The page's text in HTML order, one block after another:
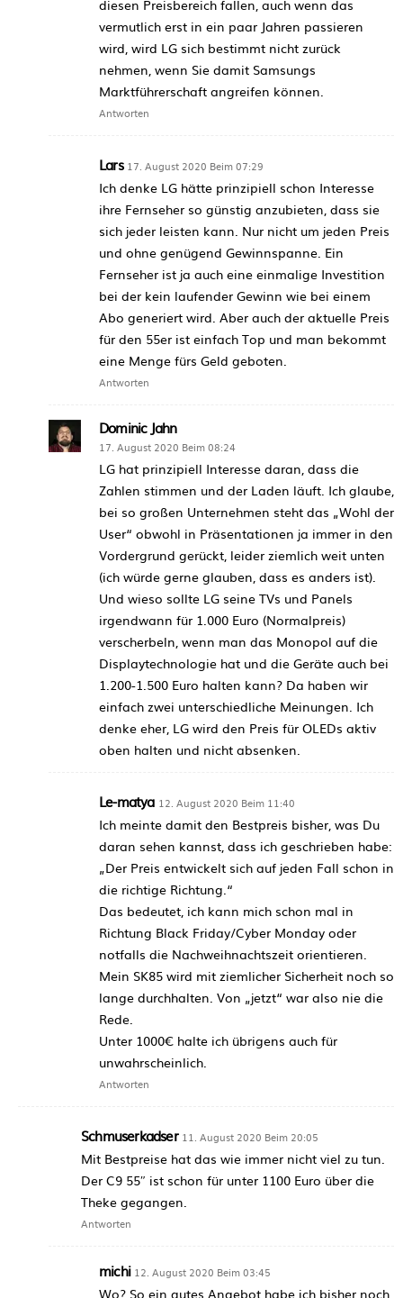
diesen Preisbereich fallen, auch wenn das
vermutlich erst in ein paar Jahren passieren
wird, wird LG sich bestimmt nicht zurück
nehmen, wenn Sie damit Samsungs
Marktführerschaft angreifen können.
Antworten
Lars 17. August 2020 Beim 07:29
Ich denke LG hätte prinzipiell schon Interesse
ihre Fernseher so günstig anzubieten, dass sie
sich jeder leisten kann. Nur nicht um jeden Preis
und ohne genügend Gewinnspanne. Ein
Fernseher ist ja auch eine einmalige Investition
bei der kein laufender Gewinn wie bei einem
Abo generiert wird. Aber auch der aktuelle Preis
für den 55er ist einfach Top und man bekommt
eine Menge fürs Geld geboten.
Antworten
Dominic Jahn
17. August 2020 Beim 08:24
LG hat prinzipiell Interesse daran, dass die
Zahlen stimmen und der Laden läuft. Ich glaube,
bei so großen Unternehmen steht das „Wohl der
User“ obwohl in Präsentationen ja immer in den
Vordergrund gerückt, leider ziemlich weit unten
(ich würde gerne glauben, dass es anders ist).
Und wieso sollte LG seine TVs und Panels
irgendwann für 1.000 Euro (Normalpreis)
verscherbeln, wenn man das Monopol auf die
Displaytechnologie hat und die Geräte auch bei
1.200-1.500 Euro halten kann? Da haben wir
einfach zwei unterschiedliche Meinungen. Ich
denke eher, LG wird den Preis für OLEDs aktiv
oben halten und nicht absenken.
Le-matya 12. August 2020 Beim 11:40
Ich meinte damit den Bestpreis bisher, was Du
daran sehen kannst, dass ich geschrieben habe:
„Der Preis entwickelt sich auf jeden Fall schon in
die richtige Richtung.“
Das bedeutet, ich kann mich schon mal in
Richtung Black Friday/Cyber Monday oder
notfalls die Nachweihnachtszeit orientieren.
Mein SK85 wird mit ziemlicher Sicherheit noch so
lange durchhalten. Von „jetzt“ war also nie die
Rede.
Unter 1000€ halte ich übrigens auch für
unwahrscheinlich.
Antworten
Schmuserkadser 11. August 2020 Beim 20:05
Mit Bestpreise hat das wie immer nicht viel zu tun.
Der C9 55″ ist schon für unter 1100 Euro über die
Theke gegangen.
Antworten
michi 12. August 2020 Beim 03:45
Wo? So ein gutes Angebot habe ich bisher noch